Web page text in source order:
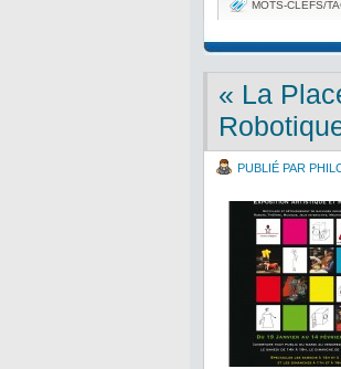
MOTS-CLEFS/
« La
PUBLIÉ PAR